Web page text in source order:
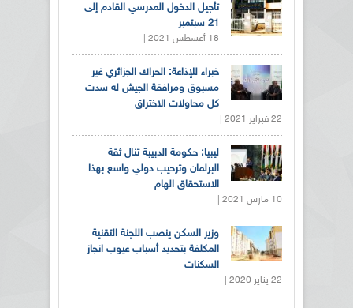
تأجيل الدخول المدرسي القادم إلى
21 سبتمبر
18 أغسطس 2021 |
خبراء للإذاعة: الحراك الجزائري غير
مسبوق ومرافقة الجيش له سدت
كل محاولات الاختراق
22 فبراير 2021 |
ليبيا: حكومة الدبيبة تنال ثقة
البرلمان وترحيب دولي واسع بهذا
الاستحقاق الهام
10 مارس 2021 |
وزير السكن ينصب اللجنة التقنية
المكلفة بتحديد أسباب عيوب انجاز
السكنات
22 يناير 2020 |